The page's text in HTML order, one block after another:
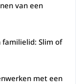
van een
familielid: Slim of
met een